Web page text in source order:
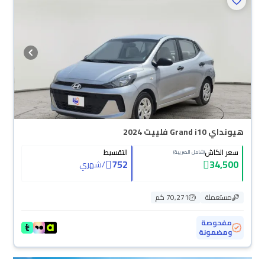
تقدر تشتريها كاش أو تقسيط، وتحجزها أونلاين، وبتوصلك لين باب بيتك.
هيونداي Grand i10 فلييت 2024
سعر الكاش(شامل الضريبة)
34,500
التقسيط
752
/شهري
مستعملة
70,271 كم
مفحوصة
ومضمونة